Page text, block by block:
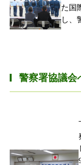
た国
し、
警察署協議会